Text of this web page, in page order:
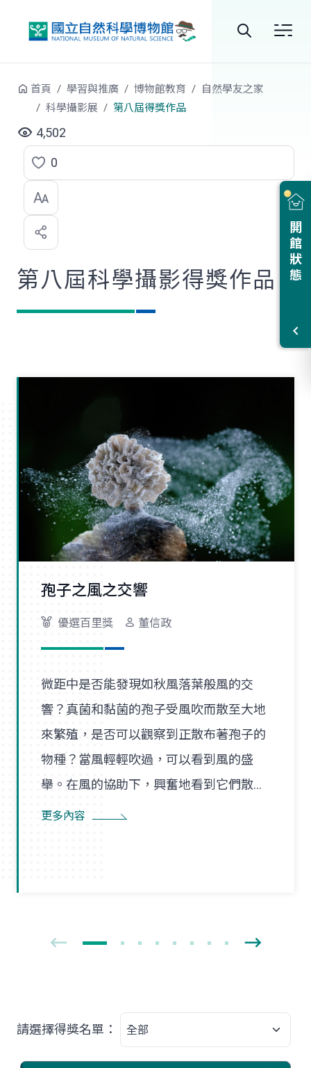
站
開館狀態
首頁 學習與推廣 博物館教育
自然學友之家
科學攝影展
第八屆得獎作品
4,502
點
選
喜
歡
0
第八屆科學攝影得獎作品
孢子之風之交響
優選百里獎 董信政
微距中是否能發現如秋風落葉般風的交
響？真菌和黏菌的孢子受風吹而散至大地
來繁殖，是否可以觀察到正散布著孢子的
物種？當風輕輕吹過，可以看到風的盛
舉。在風的協助下，興奮地看到它們散播
孢子的盛況，在精彩過程中也看到了風的
更多內容
請選擇得獎名單：